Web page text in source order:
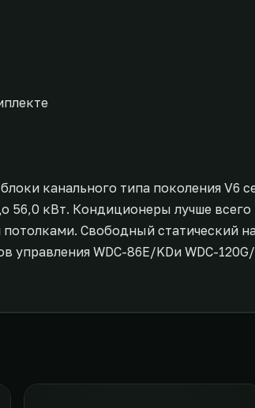
канального типа поколения V6
56,0 кВт. Кондиционеры лучше
Свободный статический
управления WDC-86E/KDи WDC-